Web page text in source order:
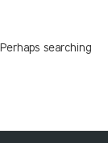
searching